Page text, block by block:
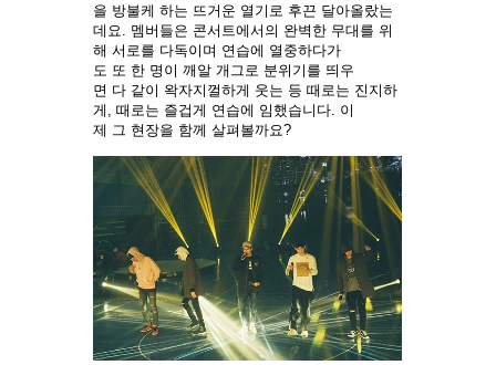
을 방불케 하는 뜨거운 열기로 후끈 달아올랐는
데요. 멤버들은 콘서트에서의 완벽한 무대를 위
해 서로를 다독이며 연습에 열중하다가
도 또 한 명이 깨알 개그로 분위기를 띄우
면 다 같이 왁자지껄하게 웃는 등 때로는 진지하
게, 때로는 즐겁게 연습에 임했습니다. 이
제 그 현장을 함께 살펴볼까요?